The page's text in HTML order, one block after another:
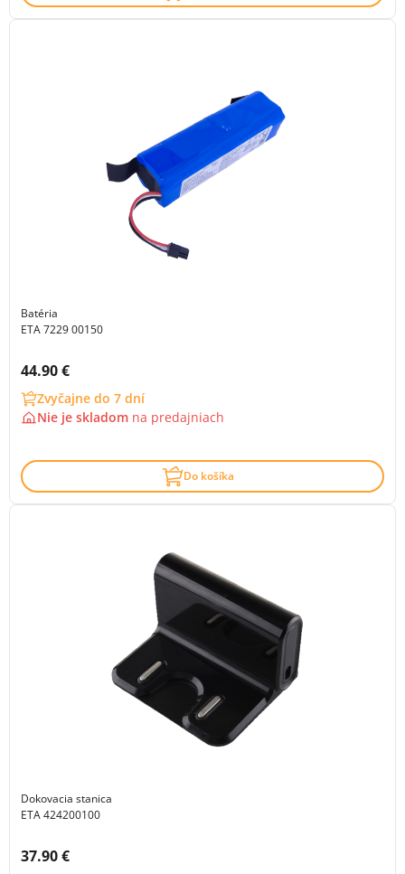
Batéria
ETA 7229 00150
Cena s DPH:
44.90 €
Zvyčajne do 7 dní
Nie je skladom na predajniach
Do košíka
Dokovacia stanica
ETA 424200100
Cena s DPH:
37.90 €